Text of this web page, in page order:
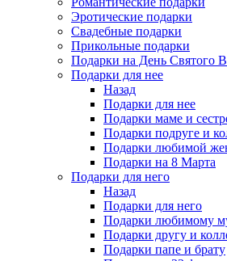
Эротические подарки
Свадебные подарки
Прикольные подарки
Подарки на День Святого
Подарки для нее
Назад
Подарки для нее
Подарки маме и
Подарки подруге и
Подарки любимой
Подарки на 8 Марта
Подарки для него
Назад
Подарки для него
Подарки любимому
Подарки другу и
Подарки папе и брату